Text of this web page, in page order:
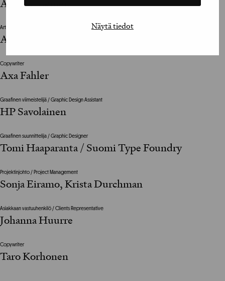
Näytä tiedot
Antero Jokinen
Art Director
Antero Jokinen
Copywriter
Axa Fahler
Graafinen viimeistelijä / Graphic Design Assistant
HP Savolainen
Graafinen suunnittelija / Graphic Designer
Tomi Haaparanta / Suomi Type Foundry
Projektinjohto / Project Management
Sonja Eiramo, Krista Durchman
Asiakkaan vastuuhenkilö / Clients Representative
Johanna Huurre
Copywriter
Taro Korhonen